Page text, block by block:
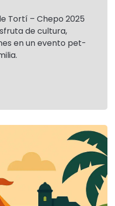
Tortí – Chepo 2025
de cultura,
en un evento pet-